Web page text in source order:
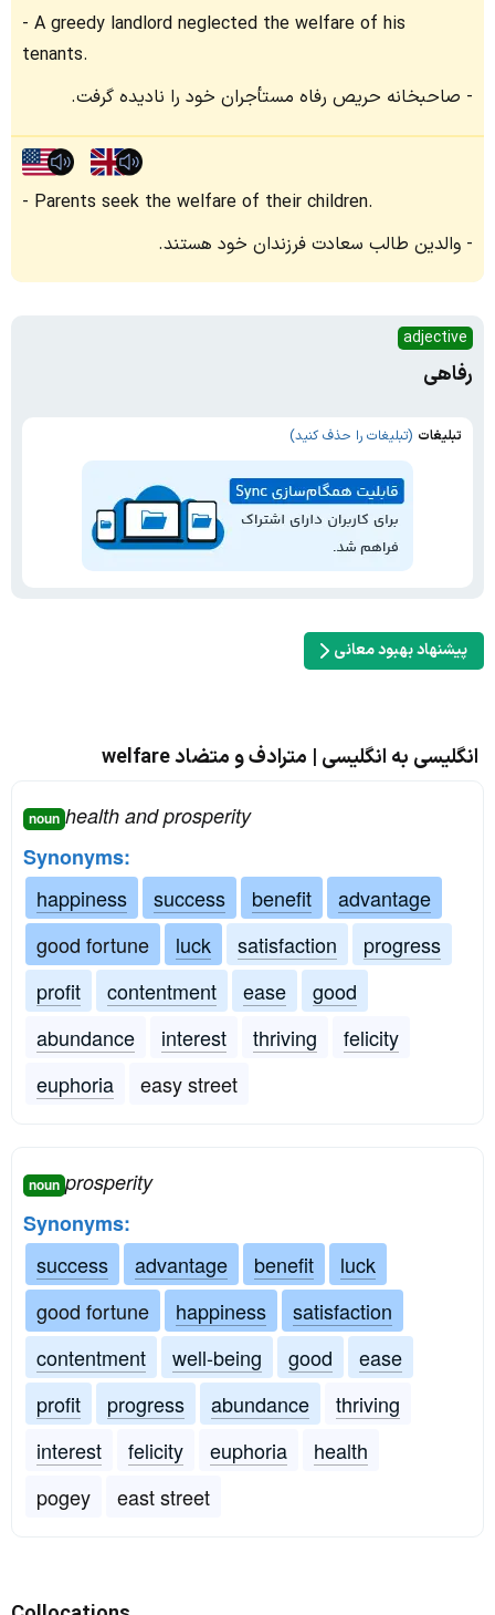
A greedy landlord neglected the welfare of his
tenants.
صاحبخانه حریص رفاه مستأجران خود را نادیده گرفت.
Parents seek the welfare of their children.
والدین طالب سعادت فرزندان خود هستند.
adjective
رفاهی
تبلیغات (تبلیغات را حذف کنید)
پیشنهاد بهبود معانی
انگلیسی به انگلیسی | مترادف و متضاد welfare
noun health and prosperity
Synonyms:
happiness
success benefit
advantage
good fortune
luck satisfaction
progress
profit
contentment ease
good
abundance
interest thriving
felicity
euphoria
easy street
noun prosperity
Synonyms:
success
advantage benefit
luck
good fortune
happiness
satisfaction
contentment
well-being good
ease
profit
progress abundance
thriving
interest
felicity euphoria
health
pogey
east street